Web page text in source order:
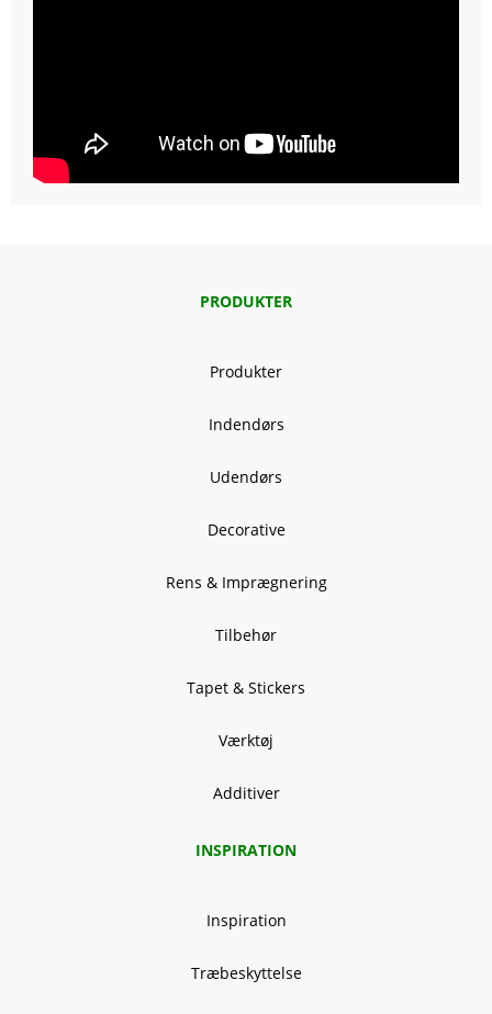
PRODUKTER
Produkter
Indendørs
Udendørs
Decorative
Rens & Imprægnering
Tilbehør
Tapet & Stickers
Værktøj
Additiver
INSPIRATION
Inspiration
Træbeskyttelse